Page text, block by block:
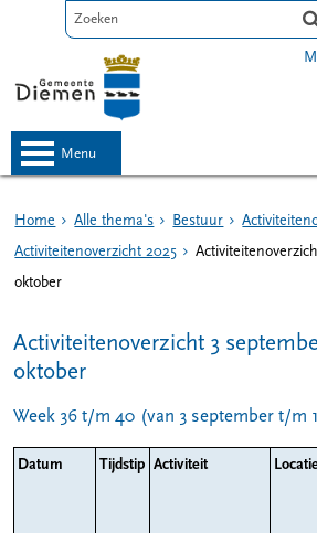
menu
Home Alle thema's Bestuur
Activiteitenoverzicht 2025
oktober
Activiteitenoverzicht 3
oktober
Week 36 t/m 40 (van 3 september t/m
Datum Tijdstip Activiteit